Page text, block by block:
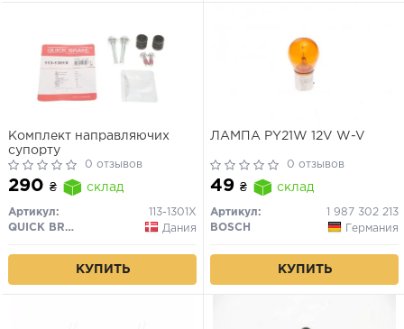
Комплект направляючих
супорту
0 отзывов
290 ₴ склад
Артикул:
113-1301X
QUICK BRAKE
Дания
КУПИТЬ
ЛАМПА PY21W 12V W-V
0 отзывов
49 ₴ склад
Артикул:
1 987 302 213
BOSCH
Германия
КУПИТЬ